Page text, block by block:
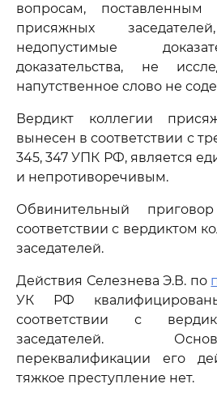
вопросам, поставленным
присяжных
недопустимые
доказательства, не
напутственное слово не
Вердикт коллегии
вынесен в соответствии с
345, 347 УПК РФ, является
и непротиворечивым.
Обвинительный
соответствии с вердиктом
заседателей.
Действия Селезнева Э.В. по
УК РФ
соответствии с
заседателей.
переквалификации его
тяжкое преступление нет.